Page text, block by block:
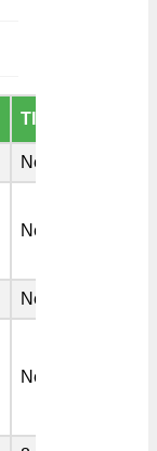
TILLÄGG
Nej
Nej
Nej
Nej